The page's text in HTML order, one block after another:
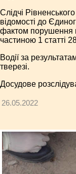
Слідчі
відомості до
фактом порушення
частиною 1 статті
Водії за
тверезі.
Досудове
26.05.2022